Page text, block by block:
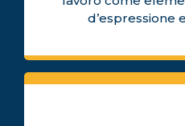
d’espressione